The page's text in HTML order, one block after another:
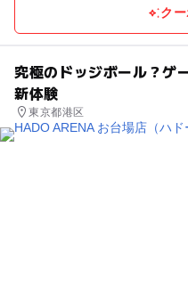
ク
究極のドッジボール？ゲ
新体験
東京都港区